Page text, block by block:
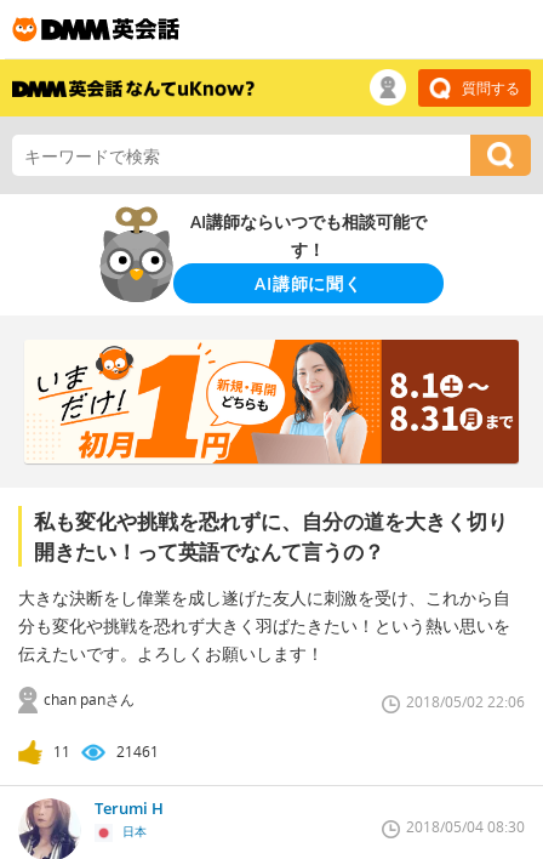
質問する
AI講師ならいつでも相談可能で
す！
AI講師に聞く
私も変化や挑戦を恐れずに、自分の道を大きく切り
開きたい！って英語でなんて言うの？
大きな決断をし偉業を成し遂げた友人に刺激を受け、これから自
分も変化や挑戦を恐れず大きく羽ばたきたい！という熱い思いを
伝えたいです。よろしくお願いします！
chan panさん 2018/05/02 22:06
11 21461
Terumi H
日本 2018/05/04 08:30